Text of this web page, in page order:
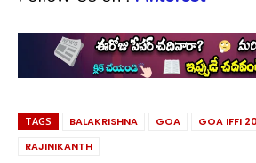
TAGS BALAKRISHNA GOA GOA IFFI
RAJINIKANTH